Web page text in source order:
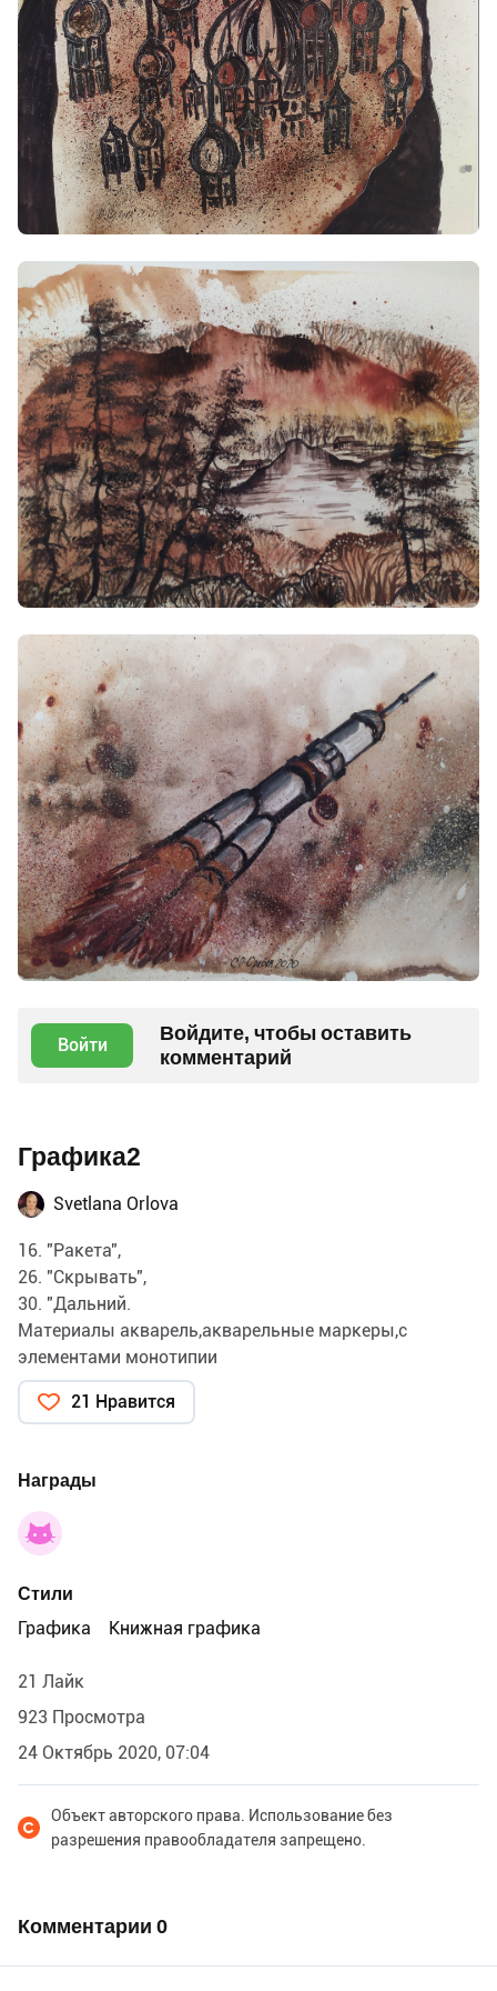
Войти
Войдите, чтобы оставить
комментарий
Графика2
Svetlana Orlova
16. "Ракета",
26. "Скрывать",
30. "Дальний.
Материалы акварель,акварельные маркеры,с
элементами монотипии
21 Нравится
Награды
Стили
Графика
Книжная графика
21 Лайк
923 Просмотра
24 Октябрь 2020, 07:04
Объект авторского права. Использование без
разрешения правообладателя запрещено.
Комментарии 0